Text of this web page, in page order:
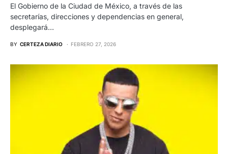
El Gobierno de la Ciudad de México, a través de las
secretarías, direcciones y dependencias en general,
desplegará…
BY CERTEZA DIARIO FEBRERO 27, 2026